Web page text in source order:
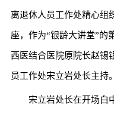
离退休人员工作处精心组
座，作为“银龄大讲堂”的
西医结合医院原院长赵锡
员工作处宋立岩处长主持。
宋立岩处长在开场白